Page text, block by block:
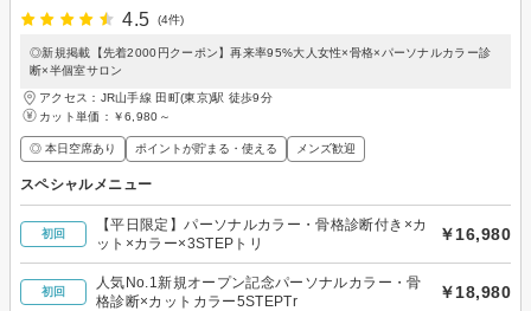
4.5
(4件)
◎新規掲載【先着2000円クーポン】再来率95%大人女性×骨格×パーソナルカラー診
断×半個室サロン
アクセス：JR山手線 田町(東京)駅 徒歩9分
カット単価： ￥6,980～
◎ 本日空席あり ポイントが貯まる・使える メンズ歓迎
スペシャルメニュー
初回
【平日限定】パーソナルカラー・骨格診断付き×カ
ット×カラー×3STEPトリ
￥16,980
初回
人気No.1新規オープン記念パーソナルカラー・骨
格診断×カットカラー5STEPTr
￥18,980